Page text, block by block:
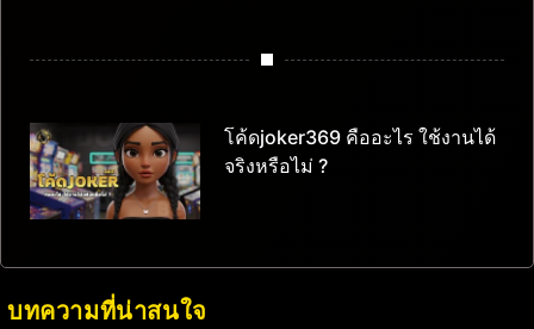
โค้ดjoker369 คืออะไร ใช้งานได้
จริงหรือไม่ ?
บทความที่น่าสนใจ